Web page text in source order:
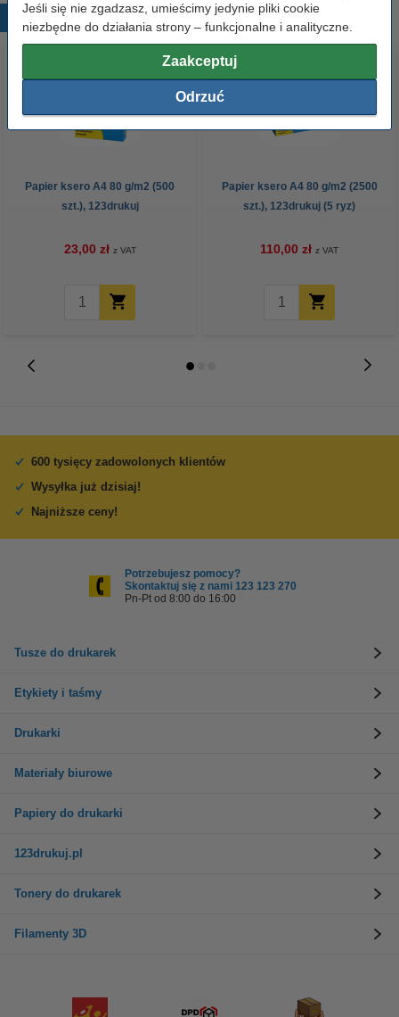
Jeśli się nie zgadzasz, umieścimy jedynie pliki cookie
niezbędne do działania strony – funkcjonalne i analityczne.
Zaakceptuj
Odrzuć
Popularne produkty
Papier ksero A4 80 g/m2 (500
szt.), 123drukuj
23,00 zł z VAT
Papier ksero A4 80 g/m2 (2500
szt.), 123drukuj (5 ryz)
110,00 zł z VAT
600 tysięcy zadowolonych klientów
Wysyłka już dzisiaj!
Najniższe ceny!
Potrzebujesz pomocy?
Skontaktuj się z nami 123 123 270
Pn-Pt od 8:00 do 16:00
Tusze do drukarek
Etykiety i taśmy
Drukarki
Materiały biurowe
Papiery do drukarki
123drukuj.pl
Tonery do drukarek
Filamenty 3D